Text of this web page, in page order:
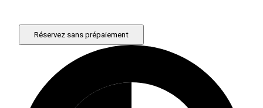
Réservez sans prépaiement